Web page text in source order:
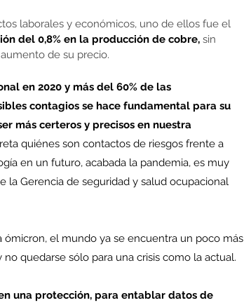
laborales y económicos, uno de ellos fue el
del 0,8% en la producción de cobre, sin
de su precio.
en 2020 y más del 60% de las
contagios se hace fundamental para su
más certeros y precisos en nuestra
quiénes son contactos de riesgos frente a
en un futuro, acabada la pandemia, es muy
la Gerencia de seguridad y salud ocupacional
el mundo ya se encuentra un poco más
quedarse sólo para una crisis como la actual.
una protección, para entablar datos de